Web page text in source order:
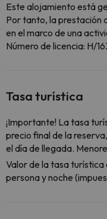
Este alojamiento está
Por tanto, la prestación
en el marco de una
Número de licencia: H/
Tasa turística
¡Importante! La tasa
precio final de la
el día de llegada.
Valor de la tasa turística
persona y noche